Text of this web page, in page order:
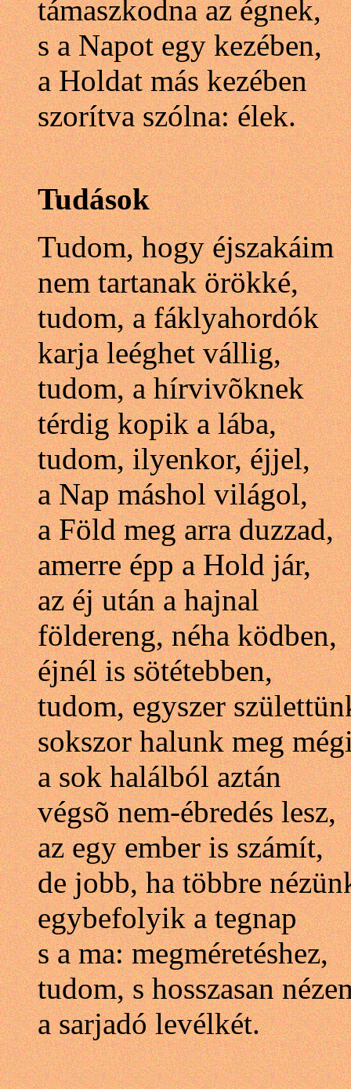
támaszkodna az égnek,
s a Napot egy kezében,
a Holdat más kezében
szorítva szólna: élek.
Tudások
Tudom, hogy éjszakáim
nem tartanak örökké,
tudom, a fáklyahordók
karja leéghet vállig,
tudom, a hírvivõknek
térdig kopik a lába,
tudom, ilyenkor, éjjel,
a Nap máshol világol,
a Föld meg arra duzzad,
amerre épp a Hold jár,
az éj után a hajnal
földereng, néha ködben,
éjnél is sötétebben,
tudom, egyszer
sokszor halunk meg
a sok halálból aztán
végsõ nem-ébredés lesz,
az egy ember is számít,
de jobb, ha többre
egybefolyik a tegnap
s a ma: megméretéshez,
tudom, s hosszasan
a sarjadó levélkét.